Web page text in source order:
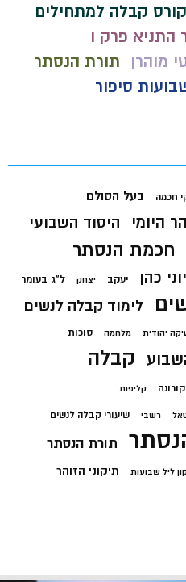
קורס קבלה למתחילים
התניא פרק ו
מוהרן
תורת הנסתר
סיפור
חכמה בעל הסולם
היומי היסוד השבועי
חכמת הנסתר
יוני כהן יעקב יצחק ל"ג בעומר
לימוד קבלה לנשים
יהודית מלחמה סוכות
קבלה
קורונה קליפות
רשבי שיעורי קבלה לנשים
תורת הנסתר
ליל שבועות תיקוני הזוהר